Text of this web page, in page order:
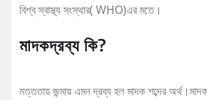
বিশ্ব স্বাস্থ্য সংস্থার( WHO)এর মতে।
মাদকদ্রব্য কি?
মত্ততায় জন্মায় এমন দ্রব্য হল মাদক শব্দের